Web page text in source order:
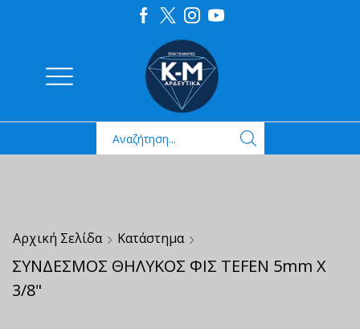
Αρχική Σελίδα Κατάστημα
ΣΥΝΔΕΣΜΟΣ ΘΗΛΥΚΟΣ ΦΙΣ TEFEN 5mm X
3/8"